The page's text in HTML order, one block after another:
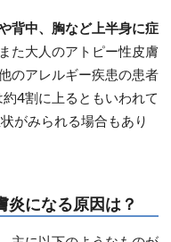
背中、胸など上半身に症
た大人のアトピー性皮膚
のアレルギー疾患の患者
4割に上るともいわれて
がみられる場合もあり
炎になる原因は？